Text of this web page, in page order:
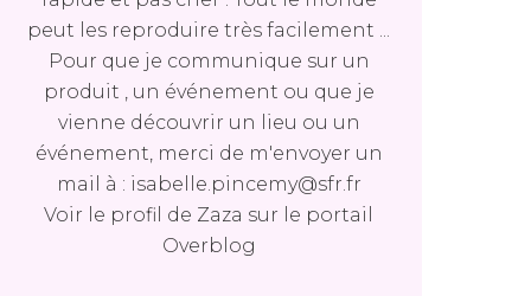
peut les reproduire très facilement ...
Pour que je communique sur un
produit , un événement ou que je
vienne découvrir un lieu ou un
événement, merci de m'envoyer un
mail à : isabelle.pincemy@sfr.fr
Voir le profil de Zaza sur le portail
Overblog